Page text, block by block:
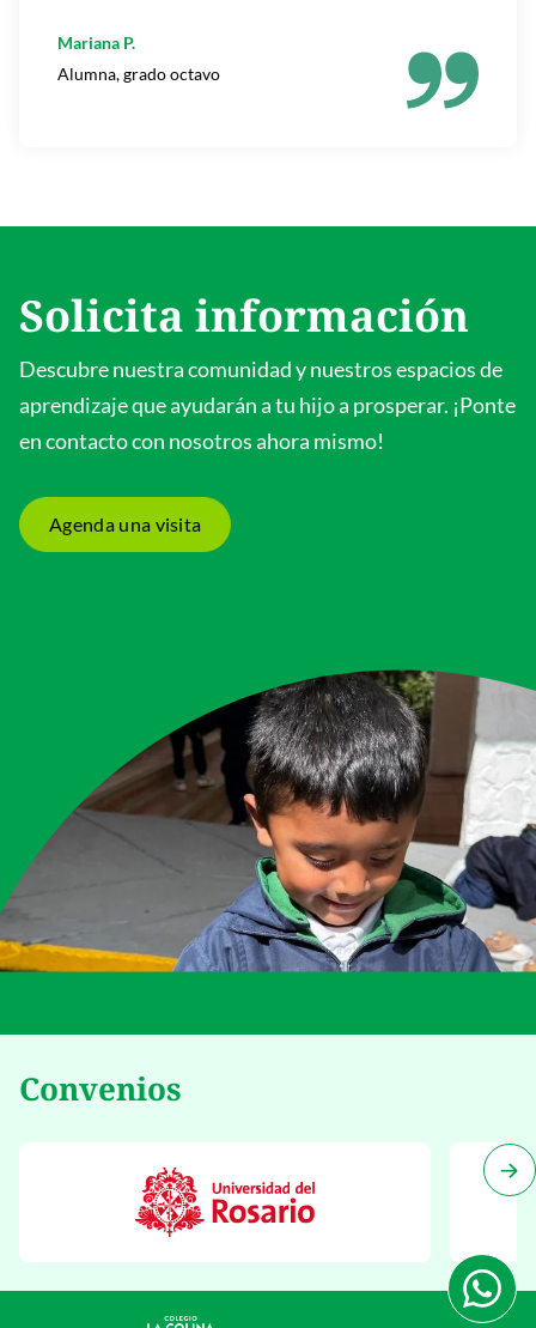
Mariana P.
Alumna, grado octavo
Solicita información
Descubre nuestra comunidad y nuestros espacios de
aprendizaje que ayudarán a tu hijo a prosperar. ¡Ponte
en contacto con nosotros ahora mismo!
Agenda una visita
Convenios